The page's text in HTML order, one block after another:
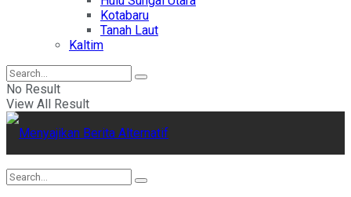
Kotabaru
Tanah Laut
Kaltim
No Result
View All Result